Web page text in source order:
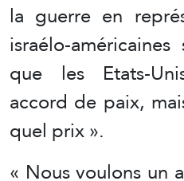
la guerre en
israélo-
que les Etats-
accord de paix,
quel prix ».
« Nous voulons un